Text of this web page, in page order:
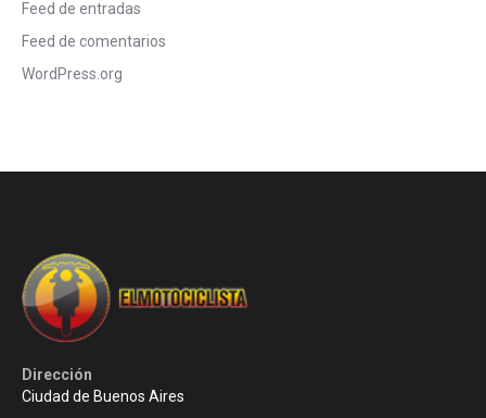
Feed de entradas
Feed de comentarios
WordPress.org
Dirección
Ciudad de Buenos Aires